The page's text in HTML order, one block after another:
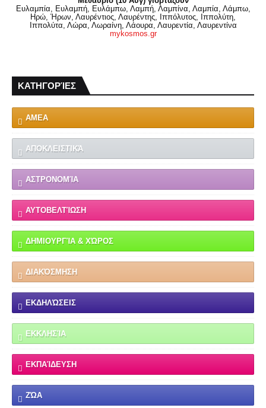
Ευλαμπία, Ευλαμπή, Ευλάμπω, Λαμπή, Λαμπίνα, Λαμπία, Λάμπω,
Ηρώ, Ήρων, Λαυρέντιος, Λαυρέντης, Ιππόλυτος, Ιππολύτη,
Ιππολύτα, Λώρα, Λωραίνη, Λάουρα, Λαυρεντία, Λαυρεντίνα
mykosmos.gr
ΚΑΤΗΓΟΡΊΕΣ
ΑΜΕΑ
ΑΠΟΚΛΕΙΣΤΙΚΆ
ΑΣΤΡΟΝΟΜΊΑ
ΑΥΤΟΒΕΛΤΊΩΣΗ
ΔΗΜΙΟΥΡΓΊΑ & ΧΏΡΟΣ
ΔΙΑΚΌΣΜΗΣΗ
ΕΚΔΗΛΏΣΕΙΣ
ΕΚΚΛΗΣΊΑ
ΕΚΠΑΊΔΕΥΣΗ
ΖΏΑ